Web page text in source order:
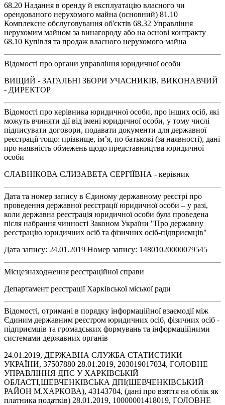
68.20 Надання в оренду й експлуатацію власного чи
орендованого нерухомого майна (основний) 81.10
Комплексне обслуговування об'єктів 68.32 Управління
нерухомим майном за винагороду або на основі контракту
68.10 Купівля та продаж власного нерухомого майна
Відомості про органи управління юридичної особи
ВИЩИЙ - ЗАГАЛЬНІ ЗБОРИ УЧАСНИКІВ, ВИКОНАВЧИЙ
- ДИРЕКТОР
Відомості про керівника юридичної особи, про інших осіб, які
можуть вчиняти дії від імені юридичної особи, у тому числі
підписувати договори, подавати документи для державної
реєстрації тощо: прізвище, ім’я, по батькові (за наявності), дані
про наявність обмежень щодо представництва юридичної
особи
СЛАВНІКОВА ЄЛИЗАВЕТА СЕРГІЇВНА - керівник
Дата та номер запису в Єдиному державному реєстрі про
проведення державної реєстрації юридичної особи – у разі,
коли державна реєстрація юридичної особи була проведена
після набрання чинності Законом України "Про державну
реєстрацію юридичних осіб та фізичних осіб-підприємців"
Дата запису: 24.01.2019 Номер запису: 14801020000079545
Місцезнаходження реєстраційної справи
Департамент реєстрації Харківської міської ради
Відомості, отримані в порядку інформаційної взаємодії між
Єдиним державним реєстром юридичних осіб, фізичних осіб -
підприємців та громадських формувань та інформаційними
системами державних органів
24.01.2019, ДЕРЖАВНА СЛУЖБА СТАТИСТИКИ
УКРАЇНИ, 37507880 28.01.2019, 203019017034, ГОЛОВНЕ
УПРАВЛІННЯ ДПС У ХАРКІВСЬКІЙ
ОБЛАСТІ,ШЕВЧЕНКІВСЬКА ДПІ(ШЕВЧЕНКІВСЬКИЙ
РАЙОН М.ХАРКОВА), 43143704, (дані про взяття на облік як
платника податків) 28.01.2019, 10000001418019, ГОЛОВНЕ